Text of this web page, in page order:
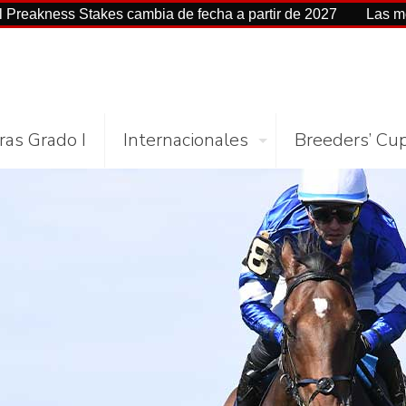
Stakes cambia de fecha a partir de 2027 Las mejores
Grado I Internacionales Breeders’